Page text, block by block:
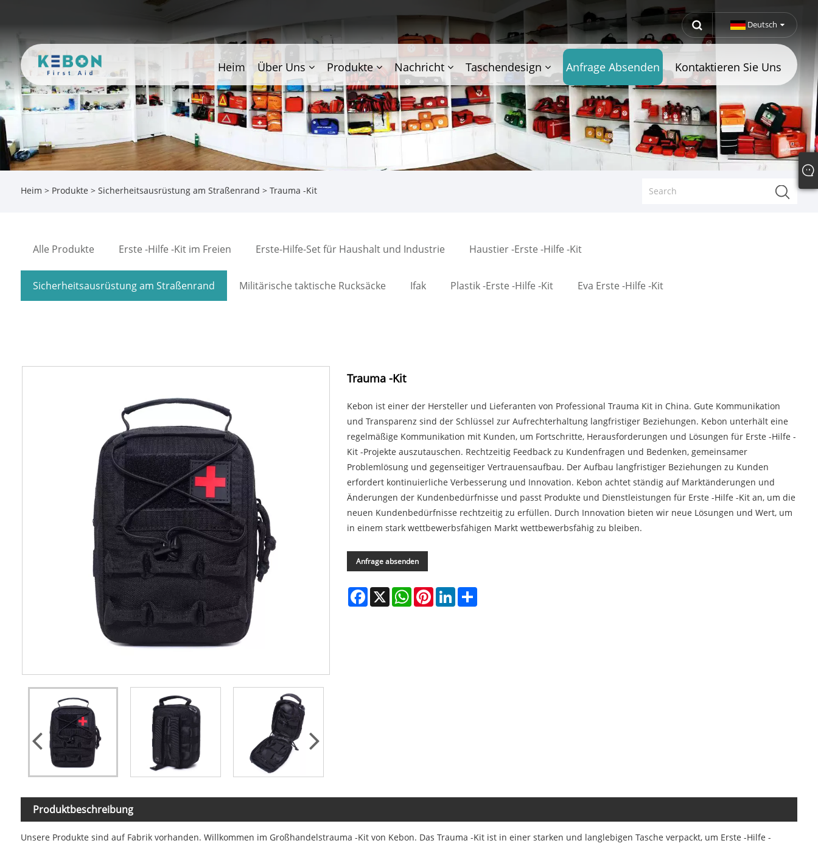
Deutsch
Heim Über Uns Produkte Nachricht Taschendesign Anfrage Absenden Kontaktieren Sie Uns
Heim > Produkte > Sicherheitsausrüstung am Straßenrand > Trauma -Kit
Alle Produkte Erste -Hilfe -Kit im Freien Erste-Hilfe-Set für Haushalt und Industrie Haustier -Erste -Hilfe -Kit
Sicherheitsausrüstung am Straßenrand Militärische taktische Rucksäcke Ifak Plastik -Erste -Hilfe -Kit Eva Erste -Hilfe -Kit
Trauma -Kit
Kebon ist einer der Hersteller und Lieferanten von Professional Trauma Kit in China. Gute Kommunikation
und Transparenz sind der Schlüssel zur Aufrechterhaltung langfristiger Beziehungen. Kebon unterhält eine
regelmäßige Kommunikation mit Kunden, um Fortschritte, Herausforderungen und Lösungen für Erste -Hilfe -
Kit -Projekte auszutauschen. Rechtzeitig Feedback zu Kundenfragen und Bedenken, gemeinsamer
Problemlösung und gegenseitiger Vertrauensaufbau. Der Aufbau langfristiger Beziehungen zu Kunden
erfordert kontinuierliche Verbesserung und Innovation. Kebon achtet ständig auf Marktänderungen und
Änderungen der Kundenbedürfnisse und passt Produkte und Dienstleistungen für Erste -Hilfe -Kit an, um die
neuen Kundenbedürfnisse rechtzeitig zu erfüllen. Durch Innovation bieten wir neue Lösungen und Wert, um
in einem stark wettbewerbsfähigen Markt wettbewerbsfähig zu bleiben.
Anfrage absenden
Facebook
X WhatsAppPinterestLinkedInShare
Produktbeschreibung
Unsere Produkte sind auf Fabrik vorhanden. Willkommen im Großhandelstrauma -Kit von Kebon. Das Trauma -Kit ist in einer starken und langlebigen Tasche verpackt, um Erste -Hilfe -